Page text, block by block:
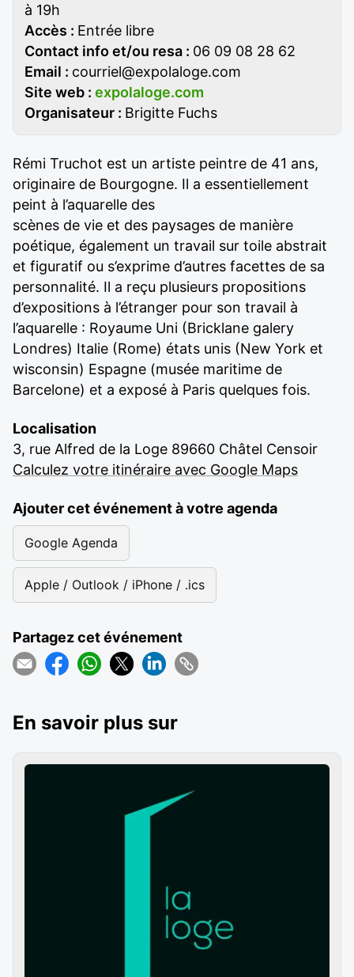
à 19h
Accès : Entrée libre
Contact info et/ou resa : 06 09 08 28 62
Email : courriel@expolaloge.com
Site web : expolaloge.com
Organisateur : Brigitte Fuchs
Rémi Truchot est un artiste peintre de 41 ans,
originaire de Bourgogne. Il a essentiellement
peint à l’aquarelle des
scènes de vie et des paysages de manière
poétique, également un travail sur toile abstrait
et figuratif ou s’exprime d’autres facettes de sa
personnalité. Il a reçu plusieurs propositions
d’expositions à l’étranger pour son travail à
l’aquarelle : Royaume Uni (Bricklane galery
Londres) Italie (Rome) états unis (New York et
wisconsin) Espagne (musée maritime de
Barcelone) et a exposé à Paris quelques fois.
Localisation
3, rue Alfred de la Loge 89660 Châtel Censoir
Calculez votre itinéraire avec Google Maps
Ajouter cet événement à votre agenda
Google Agenda
Apple / Outlook / iPhone / .ics
Partagez cet événement
En savoir plus sur